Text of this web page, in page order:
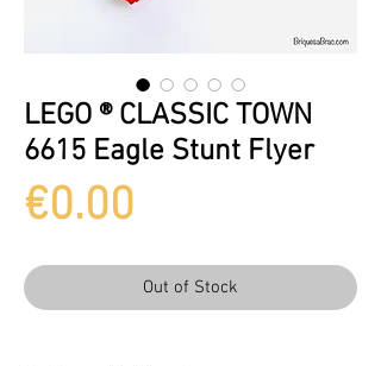
LEGO ® CLASSIC TOWN
6615 Eagle Stunt Flyer
€0.00
Out of Stock